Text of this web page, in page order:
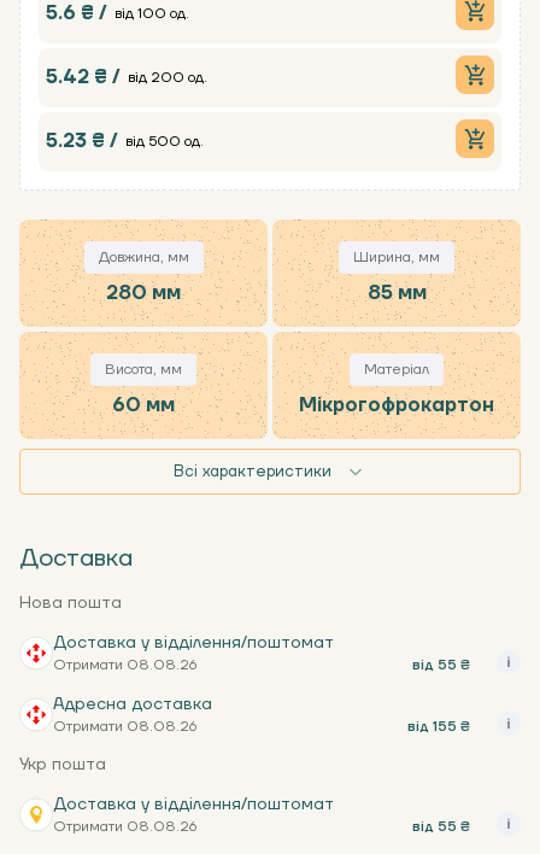
5.6 ₴ / від 100 од.
5.42 ₴ / від 200 од.
5.23 ₴ / від 500 од.
Довжина, мм
280 мм
Ширина, мм
85 мм
Висота, мм
60 мм
Матеріал
Мікрогофрокартон
Всі характеристики
Доставка
Нова пошта
Доставка у відділення/поштомат
Отримати 08.08.26 від 55 ₴
Адресна доставка
Отримати 08.08.26 від 155 ₴
Укр пошта
Доставка у відділення/поштомат
Отримати 08.08.26 від 55 ₴